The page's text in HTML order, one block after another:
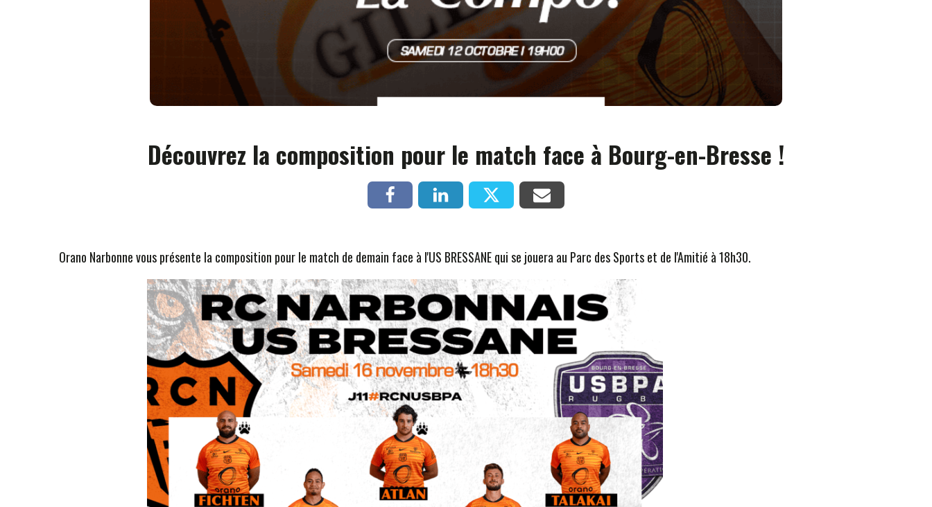
Découvrez la composition pour le match face à Bourg-en-Bresse !
Orano Narbonne vous présente la composition pour le match de demain face à l'US BRESSANE qui se jouera au Parc des Sports et de l'Amitié à 18h30.